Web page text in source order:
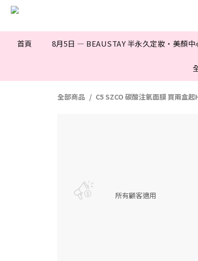
首頁 8月5日 — BEAUSTAY 半永久定妝·美顏中
全部商品 C5 SZCO 碳酸注氧面膜 買兩盒
所有顧客適用